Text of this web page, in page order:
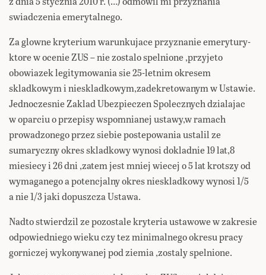
swiadczenia emerytalnego.
Za glowne kryterium warunkujace przyznanie emerytury-
ktore w ocenie ZUS – nie zostalo spelnione ,przyjeto
obowiazek legitymowania sie 25-letnim okresem
skladkowym i nieskladkowym,zadekretowanym w Ustawie.
Jednoczesnie Zaklad Ubezpieczen Spolecznych dzialajac
w oparciu o przepisy wspomnianej ustawy,w ramach
prowadzonego przez siebie postepowania ustalil ze
sumaryczny okres skladkowy wynosi dokladnie 19 lat,8
miesiecy i 26 dni ,zatem jest mniej wiecej o 5 lat krotszy od
wymaganego a potencjalny okres nieskladkowy wynosi 1/5
a nie 1/3 jaki dopuszcza Ustawa.
Nadto stwierdzil ze pozostale kryteria ustawowe w zakresie
odpowiedniego wieku czy tez minimalnego okresu pracy
gorniczej wykonywanej pod ziemia ,zostaly spelnione.